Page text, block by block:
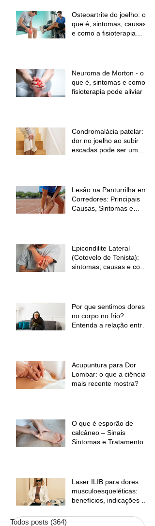
Osteoartrite do joelho: o
que é, sintomas, causas
e como a fisioterapia
Neuroma de Morton - o
que é, sintomas e como a
fisioterapia pode aliviar a
Condromalácia patelar:
dor no joelho ao subir
escadas pode ser um
Lesão na Panturrilha em
Corredores: Principais
Causas, Sintomas e
Epicondilite Lateral
(Cotovelo de Tenista):
sintomas, causas e como
Por que sentimos dores
no corpo no frio?
Entenda a relação entre
Acupuntura para Dor
Lombar: o que a ciência
mais recente mostra?
O que é esporão de
calcâneo – Sinais
Sintomas e Tratamento
Laser ILIB para dores
musculoesqueléticas:
benefícios, indicações e
Todos posts (364)